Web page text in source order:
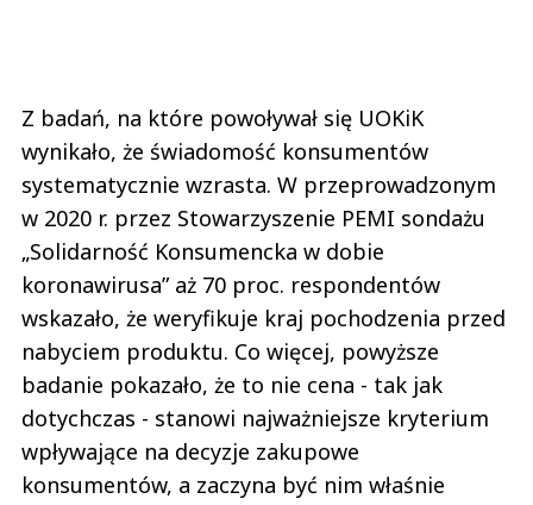
Z badań, na które powoływał się UOKiK
wynikało, że świadomość konsumentów
systematycznie wzrasta. W przeprowadzonym
w 2020 r. przez Stowarzyszenie PEMI sondażu
„Solidarność Konsumencka w dobie
koronawirusa” aż 70 proc. respondentów
wskazało, że weryfikuje kraj pochodzenia przed
nabyciem produktu. Co więcej, powyższe
badanie pokazało, że to nie cena - tak jak
dotychczas - stanowi najważniejsze kryterium
wpływające na decyzje zakupowe
konsumentów, a zaczyna być nim właśnie